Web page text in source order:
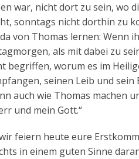
war, nicht dort zu sein, wo
sonntags nicht dorthin zu
von Thomas lernen: Wenn
als mit dabei zu
begriffen, worum es im
seinen Leib und
auch wie Thomas machen
und mein Gott.“
feiern heute eure
in einem guten Sinne